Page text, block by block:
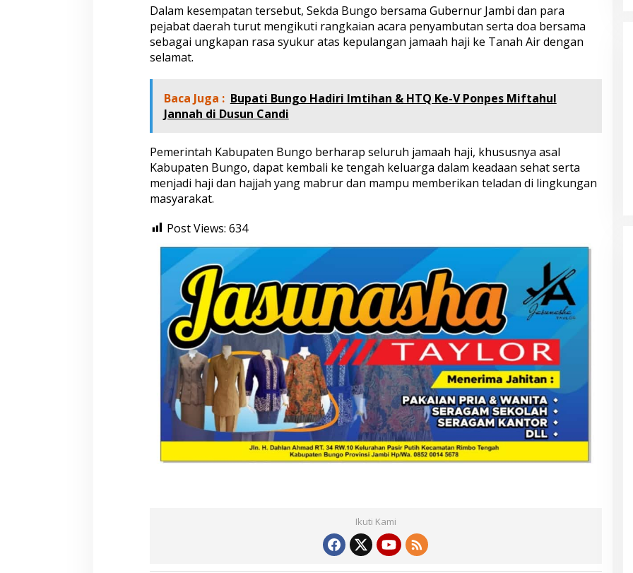
u
a
n
J
a
m
a
h
H
a
D
e
b
a
r
k
a
s
i
A
n
t
a
r
P
r
o
i
Dalam kesempatan tersebut, Sekda Bungo bersama Gubernur Jambi dan para
pejabat daerah turut mengikuti rangkaian acara penyambutan serta doa bersama
sebagai ungkapan rasa syukur atas kepulangan jamaah haji ke Tanah Air dengan
selamat.
Baca Juga : Bupati Bungo Hadiri Imtihan & HTQ Ke-V Ponpes Miftahul
Jannah di Dusun Candi
Pemerintah Kabupaten Bungo berharap seluruh jamaah haji, khususnya asal
Kabupaten Bungo, dapat kembali ke tengah keluarga dalam keadaan sehat serta
menjadi haji dan hajjah yang mabrur dan mampu memberikan teladan di lingkungan
masyarakat.
Post Views: 634
Ikuti Kami
Pengukuhan dan Simulasi SOP
Kampung Siaga Bencana Jaya Setia
Di Advetorial, Berita, Bungo, Daerah, Hukum &
Peristiwa
| 30 Juli 2026